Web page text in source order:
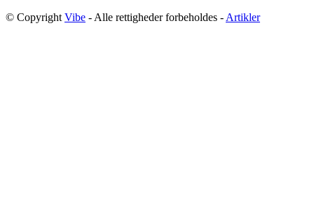
© Copyright Vibe - Alle rettigheder forbeholdes - Artikler